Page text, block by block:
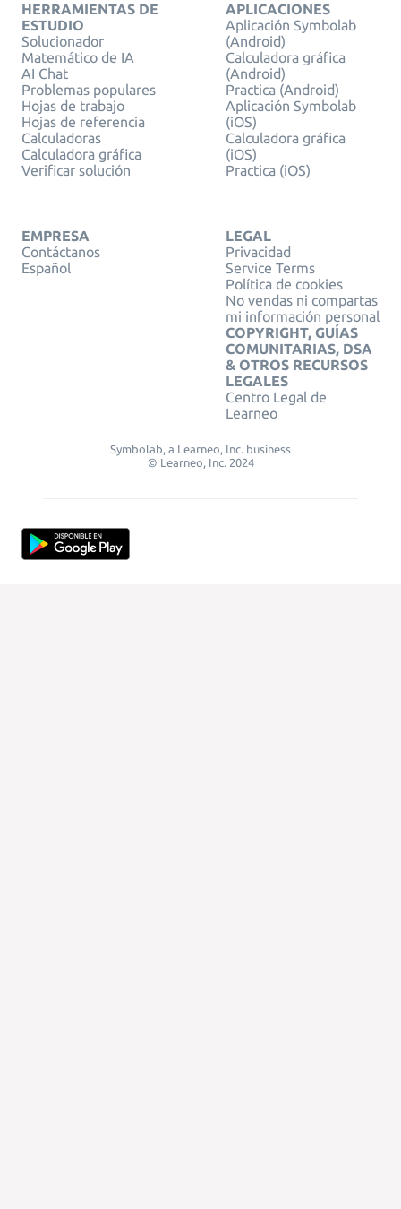
HERRAMIENTAS DE
ESTUDIO
Solucionador
Matemático de IA
AI Chat
Problemas populares
Hojas de trabajo
Hojas de referencia
Calculadoras
Calculadora gráfica
Verificar solución
APLICACIONES
Aplicación Symbolab
(Android)
Calculadora gráfica
(Android)
Practica (Android)
Aplicación Symbolab
(iOS)
Calculadora gráfica
(iOS)
Practica (iOS)
EMPRESA
Contáctanos
Español
LEGAL
Privacidad
Service Terms
Política de cookies
No vendas ni compartas
mi información personal
COPYRIGHT, GUÍAS
COMUNITARIAS, DSA
& OTROS RECURSOS
LEGALES
Centro Legal de
Learneo
Symbolab, a Learneo, Inc. business
© Learneo, Inc. 2024